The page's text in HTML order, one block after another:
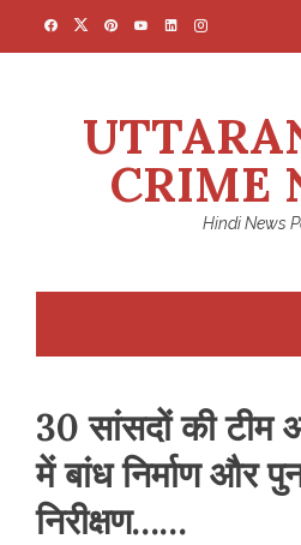
CRIME
Hindi News
30 सांसदों की टीम
में बांध निर्माण और
निरीक्षण……